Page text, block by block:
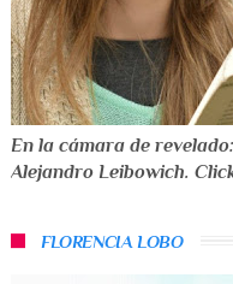
En la cámara de
Alejandro Leibowich.
FLORENCIA LOBO